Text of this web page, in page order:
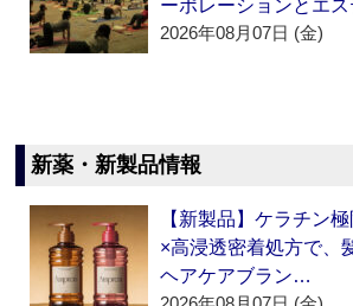
ーポレーションとエ
2026年08月07日 (金)
新薬・新製品情報
【新製品】ケラチン
×高浸透密着処方で、
ヘアケアブラン…